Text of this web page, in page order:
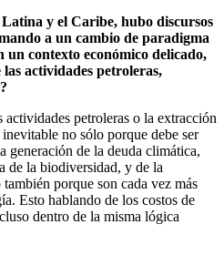
y el Caribe, hubo discursos
a un cambio de paradigma
un contexto económico delicado,
actividades petroleras,
petroleras o la extracción
no sólo porque debe ser
generación de la deuda climática,
de la biodiversidad, y de la
porque son cada vez más
Esto hablando de los costos de
dentro de la misma lógica